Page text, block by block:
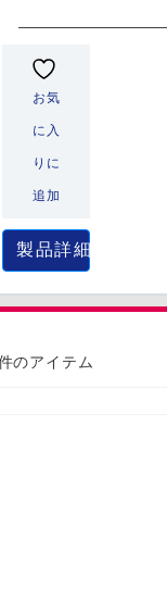
お気
に入
りに
追加
製品詳細
のアイテム